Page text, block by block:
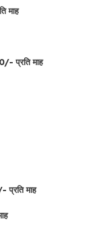
माह
प्रति माह
माह